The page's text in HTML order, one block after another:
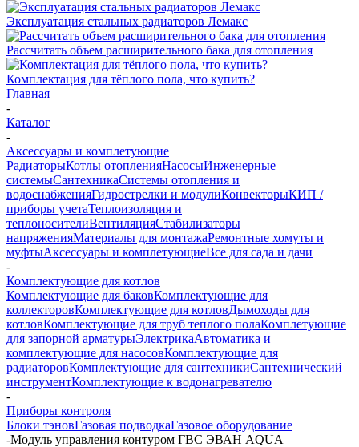
Эксплуатация стальных радиаторов Лемакс
Рассчитать объем расширительного бака для отопления
Комплектация для тёплого пола, что купить?
Главная
-
Каталог
-
Аксессуары и комплетующие
РадиаторыКотлы отопленияНасосыИнженерные
системыСантехникаСистемы отопления и
водоснабженияГидрострелки и модулиКонвекторыКИП /
приборы учетаТеплоизоляция и
теплоносителиВентиляцияСтабилизаторы
напряженияМатериалы для монтажаРемонтные хомуты и
муфтыАксессуары и комплетующиеВсе для сада и дачи
-
Комплектующие для котлов
Комплектующие для баковКомплектующие для
коллекторовКомплектующие для котловДымоходы для
котловКомплектующие для труб теплого полаКомплетующие
для запорной арматурыЭлектрикаАвтоматика и
комплектующие для насосовКомплектующие для
радиаторовКомплектующие для сантехникиСантехнический
инструментКомплектующие к водонагревателю
-
Приборы контроля
Блоки тэновГазовая подводкаГазовое оборудование
-Модуль управления контуром ГВС ЭВАН AQUA